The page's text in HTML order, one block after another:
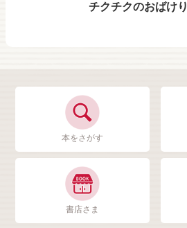
チクチクのおばけ
本をさがす
書店さま